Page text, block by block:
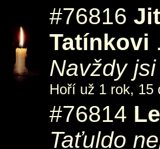
#76816
Tatínkovi .
Navždy
Hoří už 1 rok, 15
#76814
Taťuldo